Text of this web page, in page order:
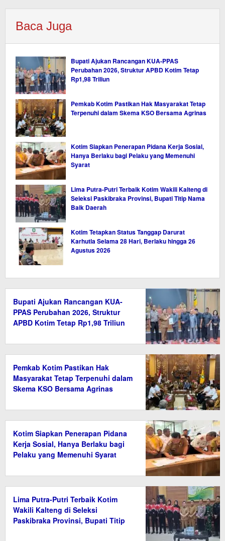
Baca Juga
Bupati Ajukan Rancangan KUA-PPAS
Perubahan 2026, Struktur APBD Kotim Tetap
Rp1,98 Triliun
Pemkab Kotim Pastikan Hak Masyarakat Tetap
Terpenuhi dalam Skema KSO Bersama Agrinas
Kotim Siapkan Penerapan Pidana Kerja Sosial,
Hanya Berlaku bagi Pelaku yang Memenuhi
Syarat
Lima Putra-Putri Terbaik Kotim Wakili Kalteng di
Seleksi Paskibraka Provinsi, Bupati Titip Nama
Baik Daerah
Kotim Tetapkan Status Tanggap Darurat
Karhutla Selama 28 Hari, Berlaku hingga 26
Agustus 2026
Bupati Ajukan Rancangan KUA-
PPAS Perubahan 2026, Struktur
APBD Kotim Tetap Rp1,98 Triliun
Pemkab Kotim Pastikan Hak
Masyarakat Tetap Terpenuhi dalam
Skema KSO Bersama Agrinas
Kotim Siapkan Penerapan Pidana
Kerja Sosial, Hanya Berlaku bagi
Pelaku yang Memenuhi Syarat
Lima Putra-Putri Terbaik Kotim
Wakili Kalteng di Seleksi
Paskibraka Provinsi, Bupati Titip